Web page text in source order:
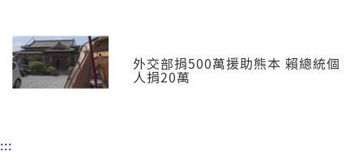
外交部捐500萬援助熊本 賴總統個
人捐20萬
:::